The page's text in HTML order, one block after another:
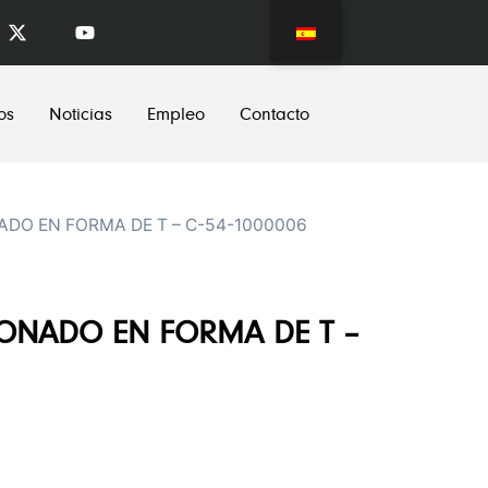
Noticias Empleo Contacto
EN FORMA DE T – C-54-1000006
EN FORMA DE T –